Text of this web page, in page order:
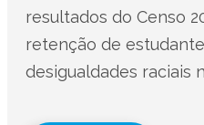
resultados do Censo
retenção de
desigualdades raciais